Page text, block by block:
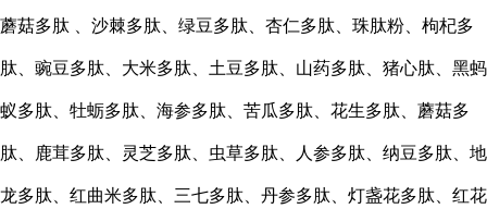
蘑菇多肽 、沙棘多肽、绿豆多肽、杏仁多肽、珠肽粉、枸杞多
肽、豌豆多肽、大米多肽、土豆多肽、山药多肽、猪心肽、黑蚂
蚁多肽、牡蛎多肽、海参多肽、苦瓜多肽、花生多肽、蘑菇多
肽、鹿茸多肽、灵芝多肽、虫草多肽、人参多肽、纳豆多肽、地
龙多肽、红曲米多肽、三七多肽、丹参多肽、灯盏花多肽、红花